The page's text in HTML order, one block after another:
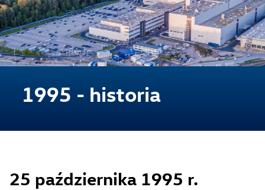
1995 - historia
25 października 1995 r.